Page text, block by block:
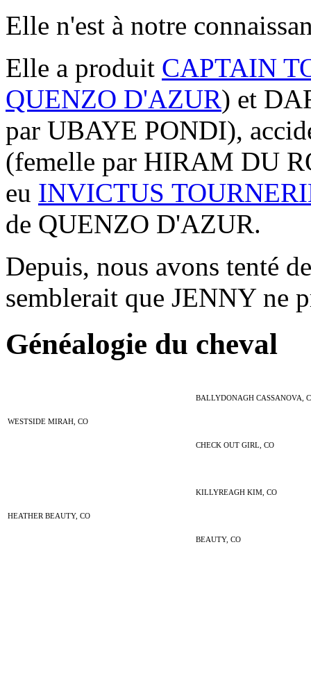
Elle n'est à notre
Elle a produit CAPTAIN
QUENZO D'AZUR) et
par UBAYE PONDI),
(femelle par HIRAM DU
eu INVICTUS
de QUENZO D'AZUR.
Depuis, nous avons tenté
semblerait que JENNY ne
Généalogie du cheval
WESTSIDE MIRAH, CO
BALLYDONAGH CASSANOVA,
CHECK OUT GIRL, CO
HEATHER BEAUTY, CO
KILLYREAGH KIM, CO
BEAUTY, CO